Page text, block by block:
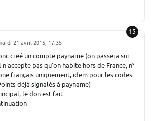
15
21 avril 2015, 17:35
créé un compte payname (on passera sur
pas qu'on habite hors de France, n°
français uniquement, idem pour les codes
déjà signalés à payname)
le don est fait ...